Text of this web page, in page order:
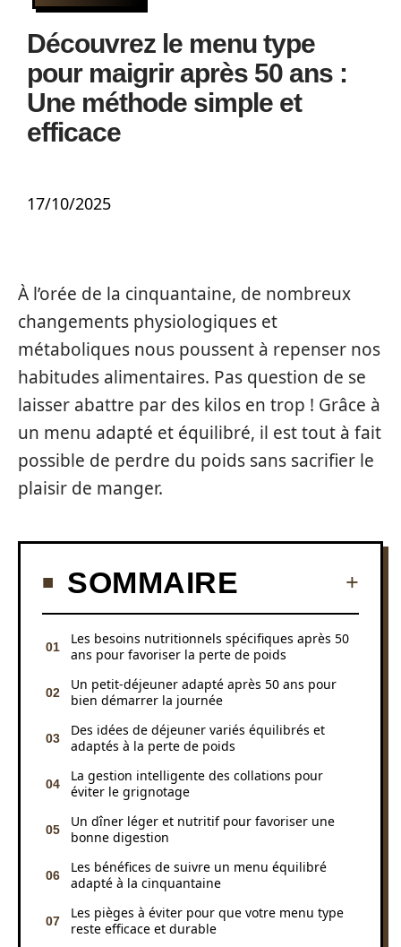
Découvrez le menu type
pour maigrir après 50 ans :
Une méthode simple et
efficace
17/10/2025
À l’orée de la cinquantaine, de nombreux
changements physiologiques et
métaboliques nous poussent à repenser nos
habitudes alimentaires. Pas question de se
laisser abattre par des kilos en trop ! Grâce à
un menu adapté et équilibré, il est tout à fait
possible de perdre du poids sans sacrifier le
plaisir de manger.
SOMMAIRE
Les besoins nutritionnels spécifiques après 50
ans pour favoriser la perte de poids
Un petit-déjeuner adapté après 50 ans pour
bien démarrer la journée
Des idées de déjeuner variés équilibrés et
adaptés à la perte de poids
La gestion intelligente des collations pour
éviter le grignotage
Un dîner léger et nutritif pour favoriser une
bonne digestion
Les bénéfices de suivre un menu équilibré
adapté à la cinquantaine
Les pièges à éviter pour que votre menu type
reste efficace et durable